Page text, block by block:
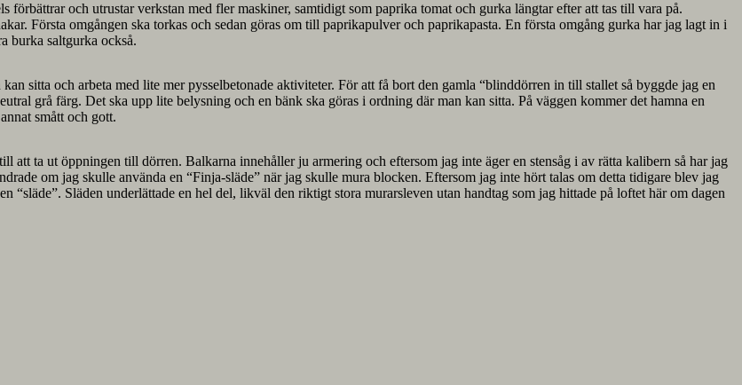
och utrustar verkstan med fler maskiner, samtidigt som paprika tomat och gurka längtar efter att tas till vara på.
Första omgången ska torkas och sedan göras om till paprikapulver och paprikapasta. En första omgång gurka har jag lagt in i
burka saltgurka också.
sitta och arbeta med lite mer pysselbetonade aktiviteter. För att få bort den gamla “blinddörren in till stallet så byggde jag en
grå färg. Det ska upp lite belysning och en bänk ska göras i ordning där man kan sitta. På väggen kommer det hamna en
smått och gott.
att ta ut öppningen till dörren. Balkarna innehåller ju armering och eftersom jag inte äger en stensåg i av rätta kalibern så har jag
om jag skulle använda en “Finja-släde” när jag skulle mura blocken. Eftersom jag inte hört talas om detta tidigare blev jag
“släde”. Släden underlättade en hel del, likväl den riktigt stora murarsleven utan handtag som jag hittade på loftet här om dagen